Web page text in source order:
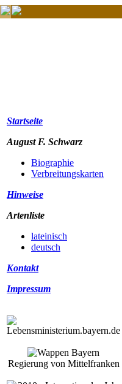
Startseite
August F. Schwarz
Biographie
Verbreitungskarten
Hinweise
Artenliste
lateinisch
deutsch
Kontakt
Impressum
Regierung von Mittelfranken